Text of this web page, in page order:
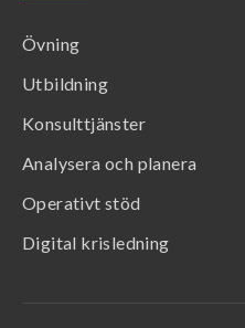
Övning
Utbildning
Konsulttjänster
Analysera och planera
Operativt stöd
Digital krisledning